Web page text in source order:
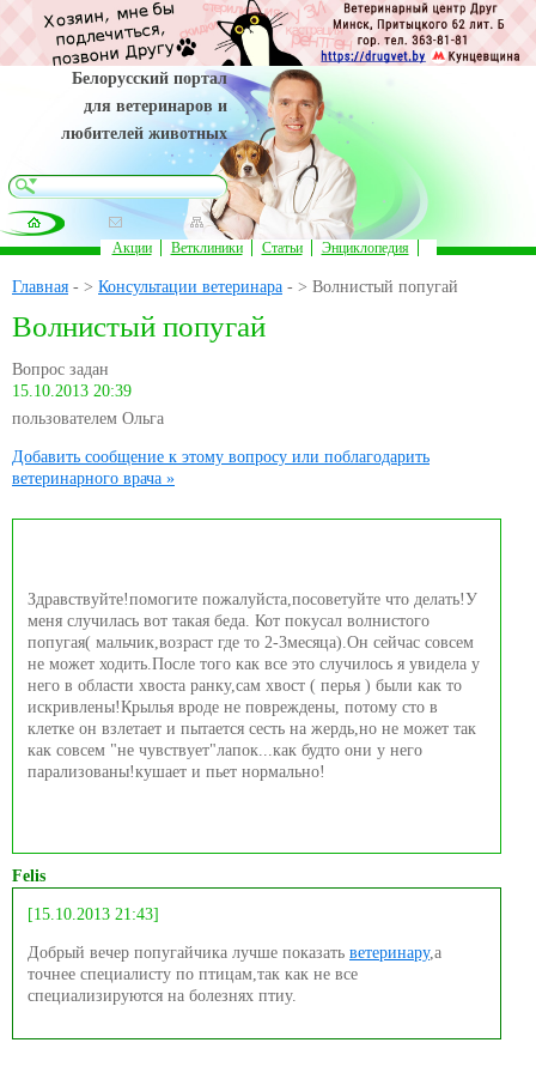
Белорусский портал
для ветеринаров и
любителей животных
Главная - > Консультации ветеринара - > Волнистый попугай
Волнистый попугай
Вопрос задан
15.10.2013 20:39
пользователем Ольга
Добавить сообщение к этому вопросу или поблагодарить
ветеринарного врача »
Здравствуйте!помогите пожалуйста,посоветуйте что делать!У
меня случилась вот такая беда. Кот покусал волнистого
попугая( мальчик,возраст где то 2-3месяца).Он сейчас совсем
не может ходить.После того как все это случилось я увидела у
него в области хвоста ранку,сам хвост ( перья ) были как то
искривлены!Крылья вроде не повреждены, потому сто в
клетке он взлетает и пытается сесть на жердь,но не может так
как совсем "не чувствует"лапок...как будто они у него
парализованы!кушает и пьет нормально!
Felis
[15.10.2013 21:43]
Добрый вечер попугайчика лучше показать ветеринару,а
точнее специалисту по птицам,так как не все
специализируются на болезнях птиу.
Акции Ветклиники Статьи Энциклопедия